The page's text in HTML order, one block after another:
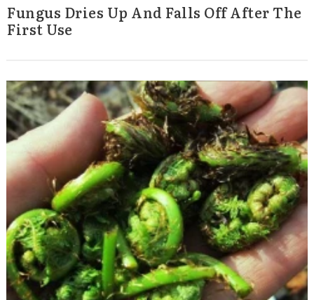
Fungus Dries Up And Falls Off After The
First Use